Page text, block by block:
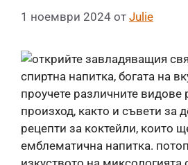
1 ноември 2024 от Julie